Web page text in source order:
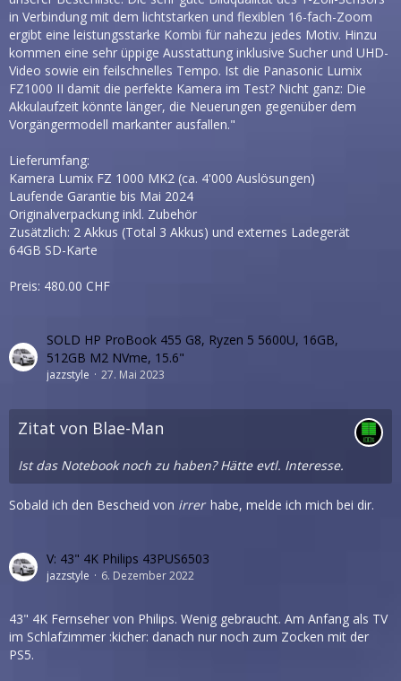
in Verbindung mit dem lichtstarken und flexiblen 16-fach-Zoom
ergibt eine leistungsstarke Kombi für nahezu jedes Motiv. Hinzu
kommen eine sehr üppige Ausstattung inklusive Sucher und UHD-
Video sowie ein feilschnelles Tempo. Ist die Panasonic Lumix
FZ1000 II damit die perfekte Kamera im Test? Nicht ganz: Die
Akkulaufzeit könnte länger, die Neuerungen gegenüber dem
Vorgängermodell markanter ausfallen."
Lieferumfang:
Kamera Lumix FZ 1000 MK2 (ca. 4'000 Auslösungen)
Laufende Garantie bis Mai 2024
Originalverpackung inkl. Zubehör
Zusätzlich: 2 Akkus (Total 3 Akkus) und externes Ladegerät
64GB SD-Karte
Preis: 480.00 CHF
SOLD HP ProBook 455 G8, Ryzen 5 5600U, 16GB,
512GB M2 NVme, 15.6"
jazzstyle 27. Mai 2023
Zitat von Blae-Man
Ist das Notebook noch zu haben? Hätte evtl. Interesse.
Sobald ich den Bescheid von irrer habe, melde ich mich bei dir.
V: 43" 4K Philips 43PUS6503
jazzstyle 6. Dezember 2022
43" 4K Fernseher von Philips. Wenig gebraucht. Am Anfang als TV
im Schlafzimmer :kicher: danach nur noch zum Zocken mit der
PS5.